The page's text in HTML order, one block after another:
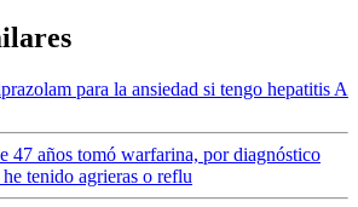
para la ansiedad si tengo hepatitis A
47 años tomó warfarina, por diagnóstico
tenido agrieras o reflu